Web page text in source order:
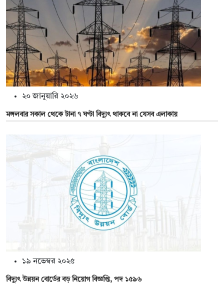
২০ জানুয়ারি ২০২৬
মঙ্গলবার সকাল থেকে টানা ৭ ঘণ্টা বিদ্যুৎ থাকবে না যেসব এলাকায়
১৯ নভেম্বর ২০২৫
বিদ্যুৎ উন্নয়ন বোর্ডের বড় নিয়োগ বিজ্ঞপ্তি, পদ ১৫৯৬